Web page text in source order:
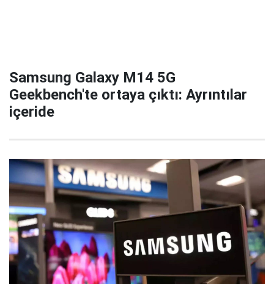
Samsung Galaxy M14 5G
Geekbench'te ortaya çıktı: Ayrıntılar
içeride